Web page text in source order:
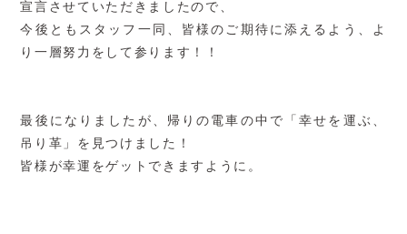
宣言させていただきましたので、
今後ともスタッフ一同、皆様のご期待に添えるよう、よ
り一層努力をして参ります！！
最後になりましたが、帰りの電車の中で「幸せを運ぶ、
吊り革」を見つけました！
皆様が幸運をゲットできますように。